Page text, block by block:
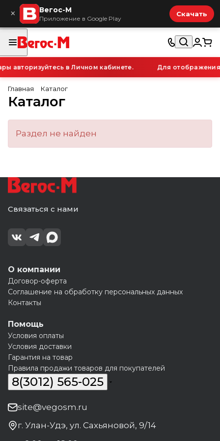
× Вегос-М
Приложение в Google Play
Скачать
авторизуйтесь в Личном кабинете. Для отображения
Главная Каталог
Каталог
Раздел не найден
Связаться с нами
О компании
Договор-оферта
Соглашение на обработку персональных данных
Контакты
Помощь
Условия оплаты
Условия доставки
Гарантия на товар
Правила продажи товаров для покупателей
8(3012) 565-025
site@vegosm.ru
г. Улан-Удэ, ул. Сахьяновой, 9/14